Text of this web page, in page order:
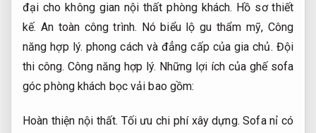
đại cho không gian nội thất phòng khách. Hồ sơ thiết
kế. An toàn công trình. Nó biểu lộ gu thẩm mỹ, Công
năng hợp lý. phong cách và đẳng cấp của gia chủ. Đội
thi công. Công năng hợp lý. Những lợi ích của ghế sofa
góc phòng khách bọc vải bao gồm:
Hoàn thiện nội thất. Tối ưu chi phí xây dựng. Sofa nỉ có